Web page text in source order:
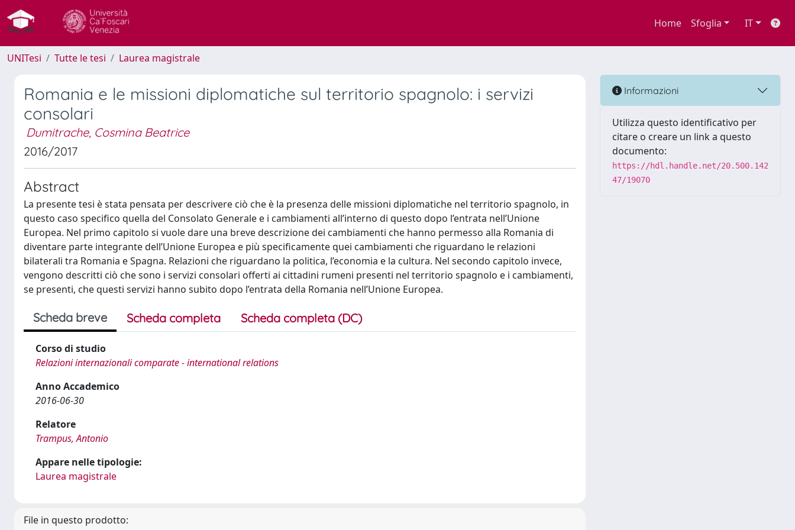
Home Sfoglia IT
UNITesi Tutte le tesi Laurea magistrale
Romania e le missioni diplomatiche sul territorio spagnolo: i servizi
consolari
Dumitrache, Cosmina Beatrice
2016/2017
Abstract
La presente tesi è stata pensata per descrivere ciò che è la presenza delle missioni diplomatiche nel territorio spagnolo, in
questo caso specifico quella del Consolato Generale e i cambiamenti all’interno di questo dopo l’entrata nell’Unione
Europea. Nel primo capitolo si vuole dare una breve descrizione dei cambiamenti che hanno permesso alla Romania di
diventare parte integrante dell’Unione Europea e più specificamente quei cambiamenti che riguardano le relazioni
bilaterali tra Romania e Spagna. Relazioni che riguardano la politica, l’economia e la cultura. Nel secondo capitolo invece,
vengono descritti ciò che sono i servizi consolari offerti ai cittadini rumeni presenti nel territorio spagnolo e i cambiamenti,
se presenti, che questi servizi hanno subito dopo l’entrata della Romania nell’Unione Europea.
Scheda breve Scheda completa Scheda completa (DC)
Corso di studio
Relazioni internazionali comparate - international relations
Anno Accademico
2016-06-30
Relatore
Trampus, Antonio
Appare nelle tipologie:
Laurea magistrale
File in questo prodotto:
Informazioni
Utilizza questo identificativo per
citare o creare un link a questo
documento:
https://hdl.handle.net/20.500.142
47/19070